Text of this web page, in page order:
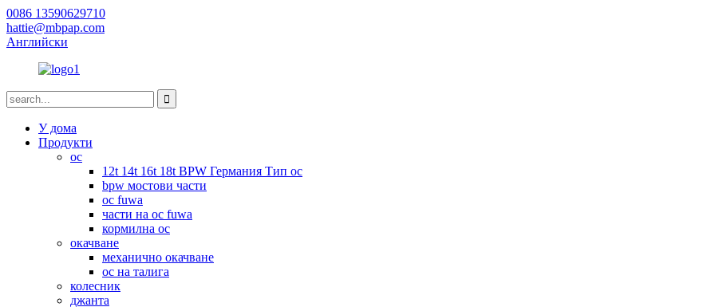
0086 13590629710
hattie@mbpap.com
Английски
У дома
Продукти
ос
12t 14t 16t 18t BPW Германия Тип ос
bpw мостови части
ос fuwa
части на ос fuwa
кормилна ос
окачване
механично окачване
ос на талига
колесник
джанта